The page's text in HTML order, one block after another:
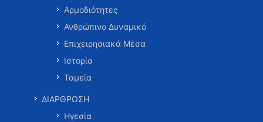
Αρμοδιότητες
Ανθρώπινο Δυναμικό
Επιχειρησιακά Μέσα
Ιστορία
Ταμεία
ΔΙΑΡΘΡΩΣΗ
Ηγεσία